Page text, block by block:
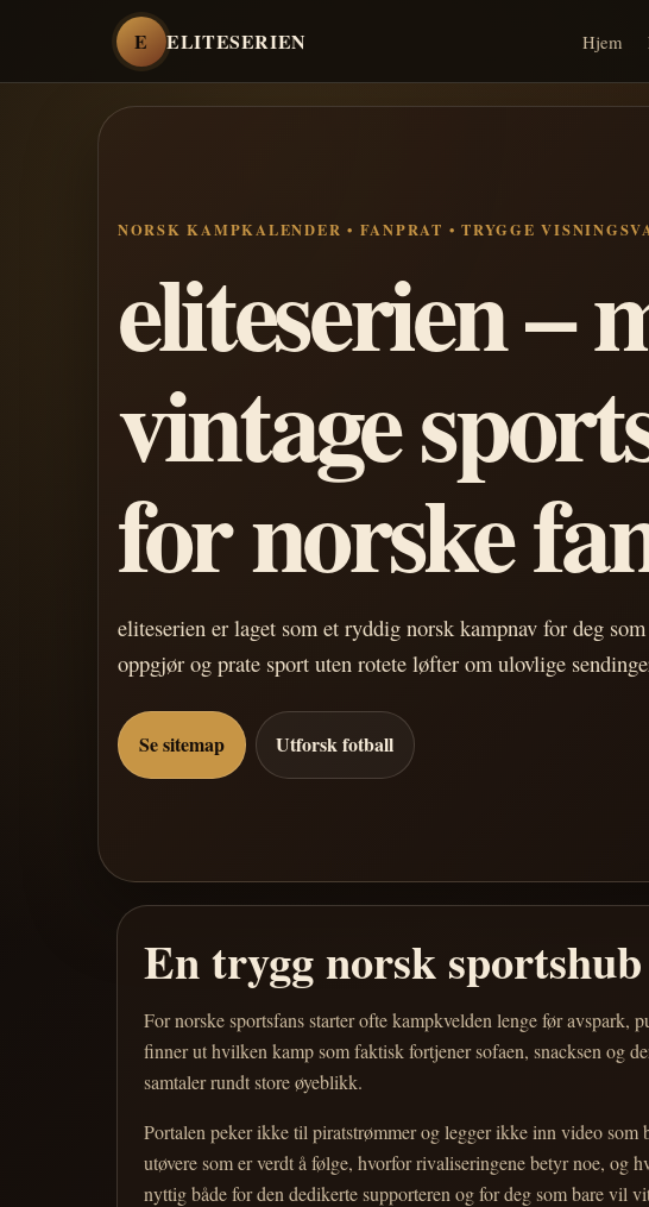
E ELITESERIEN Hjem
NORSK KAMPKALENDER • FANPRAT • TRYGGE
eliteserien –
vintage
for norske
eliteserien er laget som et ryddig norsk kampnav for deg
oppgjør og prate sport uten rotete løfter om ulovlige
Se sitemap Utforsk fotball
En trygg norsk sportshub
For norske sportsfans starter ofte kampkvelden lenge før
finner ut hvilken kamp som faktisk fortjener sofaen, snacksen og
samtaler rundt store øyeblikk.
Portalen peker ikke til piratstrømmer og legger ikke inn video
utøvere som er verdt å følge, hvorfor rivaliseringene betyr noe, og
nyttig både for den dedikerte supporteren og for deg som bare vil